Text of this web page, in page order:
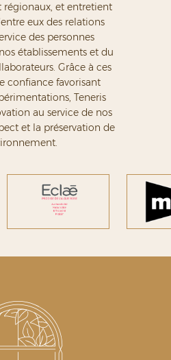
et entretient
eux des relations
des personnes
établissements et du
Grâce à ces
confiance favorisant
Teneris
au service de nos
et la préservation de